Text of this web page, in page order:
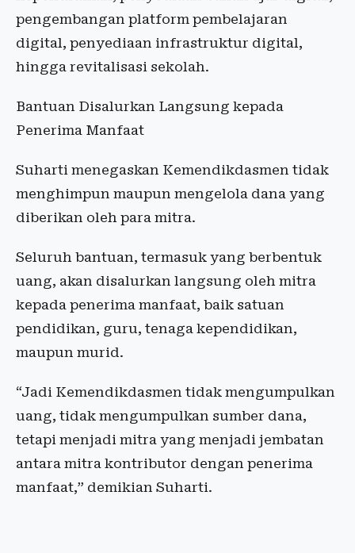
pengembangan platform pembelajaran
digital, penyediaan infrastruktur digital,
hingga revitalisasi sekolah.
Bantuan Disalurkan Langsung kepada
Penerima Manfaat
Suharti menegaskan Kemendikdasmen tidak
menghimpun maupun mengelola dana yang
diberikan oleh para mitra.
Seluruh bantuan, termasuk yang berbentuk
uang, akan disalurkan langsung oleh mitra
kepada penerima manfaat, baik satuan
pendidikan, guru, tenaga kependidikan,
maupun murid.
“Jadi Kemendikdasmen tidak mengumpulkan
uang, tidak mengumpulkan sumber dana,
tetapi menjadi mitra yang menjadi jembatan
antara mitra kontributor dengan penerima
manfaat,” demikian Suharti.